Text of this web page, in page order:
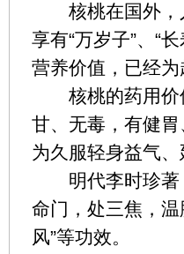
核桃在国外，人
享有“万岁子”、“
营养价值，已经为
核桃的药用价
甘、无毒，有健
为久服轻身益气、
明代李时珍著《
命门，处三焦，
风”等功效。